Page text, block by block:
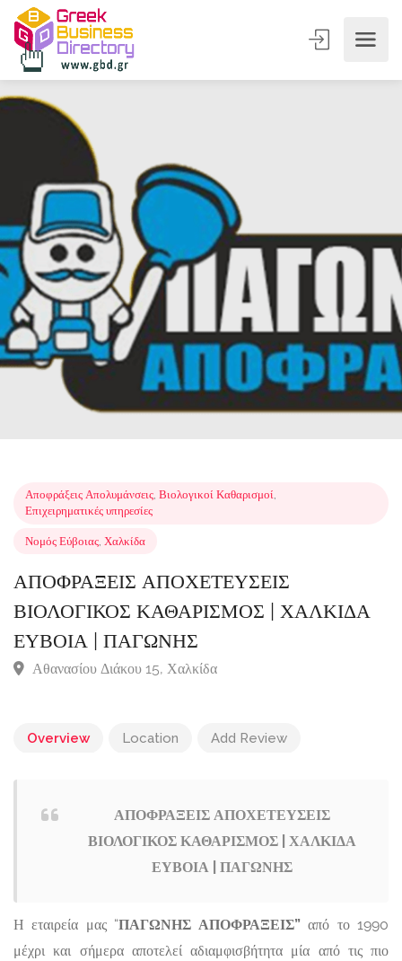
Αποφράξεις Απολυμάνσεις
Νομός Εύβοιας,Χαλκίδα
ΑΠΟΦΡΑΞΕΙΣ ΑΠΟΧΕΤΕΥΣΕΙΣ
ΒΙΟΛΟΓΙΚΟΣ ΚΑΘΑΡΙΣΜΟΣ | ΧΑΛΚΙΔΑ
Overview Location Add Review
ΑΠΟΦΡΑΞΕΙΣ ΑΠΟΧΕΤΕΥΣΕΙΣ
ΒΙΟΛΟΓΙΚΟΣ ΚΑΘΑΡΙΣΜΟΣ | ΧΑΛΚΙΔΑ
ΕΥΒΟΙΑ | ΠΑΓΩΝΗΣ
Η εταιρεία μας “ΠΑΓΩΝΗΣ ΑΠΟΦΡΑΞΕΙΣ” από το 1990
μέχρι και σήμερα αποτελεί αδιαμφισβήτητα μία από τις πιο